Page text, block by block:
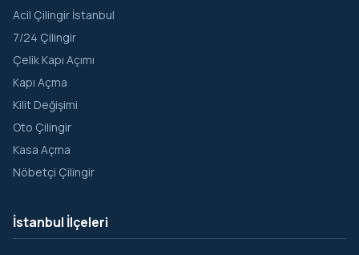
Oruçoğlu
Osmanköy
Ovacık
Sahilköy
Satmazlı
Sofular
Sortullu
Şuayipli
Acil Çilingir İstanbul
7/24 Çilingir
Çelik Kapı Açımı
Kapı Açma
Kilit Değişimi
Oto Çilingir
Kasa Açma
Nöbetçi Çilingir
İstanbul İlçeleri